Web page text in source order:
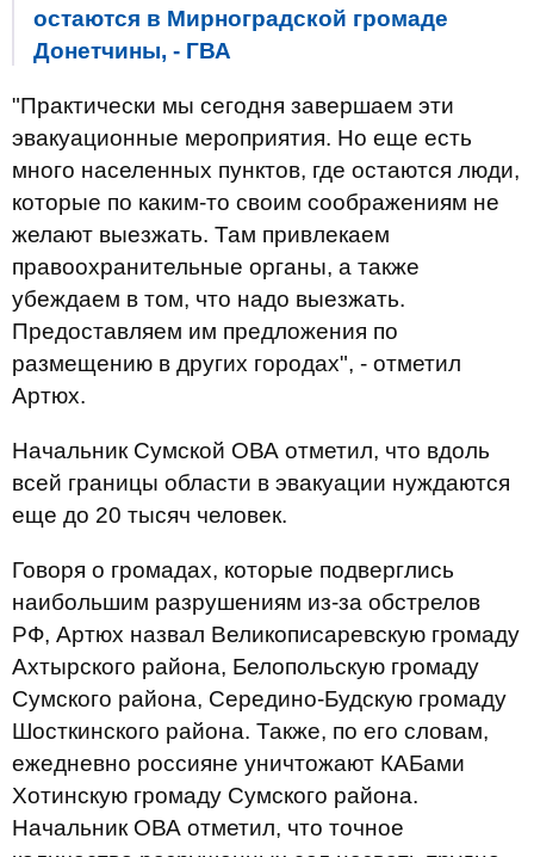
остаются в Мирноградской громаде
Донетчины, - ГВА
"Практически мы сегодня завершаем эти
эвакуационные мероприятия. Но еще есть
много населенных пунктов, где остаются люди,
которые по каким-то своим соображениям не
желают выезжать. Там привлекаем
правоохранительные органы, а также
убеждаем в том, что надо выезжать.
Предоставляем им предложения по
размещению в других городах", - отметил
Артюх.
Начальник Сумской ОВА отметил, что вдоль
всей границы области в эвакуации нуждаются
еще до 20 тысяч человек.
Говоря о громадах, которые подверглись
наибольшим разрушениям из-за обстрелов
РФ, Артюх назвал Великописаревскую громаду
Ахтырского района, Белопольскую громаду
Сумского района, Середино-Будскую громаду
Шосткинского района. Также, по его словам,
ежедневно россияне уничтожают КАБами
Хотинскую громаду Сумского района.
Начальник ОВА отметил, что точное